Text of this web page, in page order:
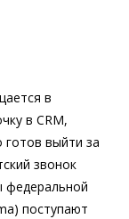
в
в CRM,
готов выйти за
звонок
федеральной
поступают